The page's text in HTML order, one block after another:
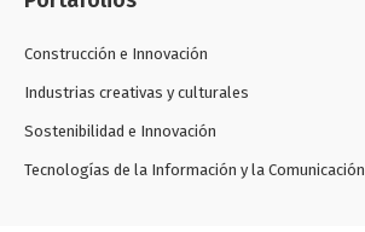
Construcción e Innovación
Industrias creativas y culturales
Sostenibilidad e Innovación
Tecnologías de la Información y la Comunicación